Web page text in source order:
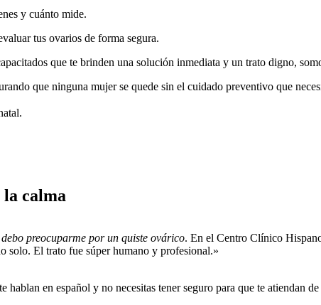
y cuánto mide.
tus ovarios de forma segura.
que te brinden una solución inmediata y un trato digno,
que ninguna mujer se quede sin el cuidado preventivo que
la calma
preocuparme por un quiste ovárico. En el Centro Clínico
solo. El trato fue súper humano y profesional.»
en español y no necesitas tener seguro para que te atiendan